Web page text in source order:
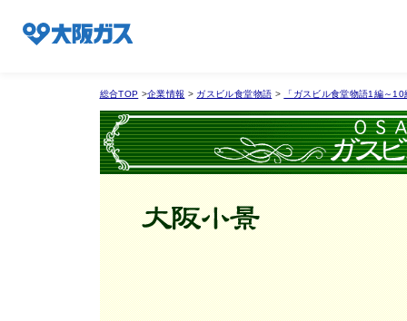
企業情報TOP
企業/グループについて
社会貢献
総合TOP >企業情報 > ガスビル食堂物語 > 「ガスビル食堂物語1編～10